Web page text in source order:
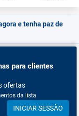
e tenha paz de
para clientes
ofertas
da lista
INICIAR SESSÃO